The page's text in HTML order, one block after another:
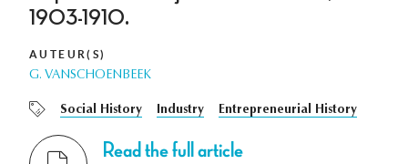
1903-1910.
AUTEUR(S)
G. VANSCHOENBEEK
Social History Industry Entrepreneurial History
Read the full article